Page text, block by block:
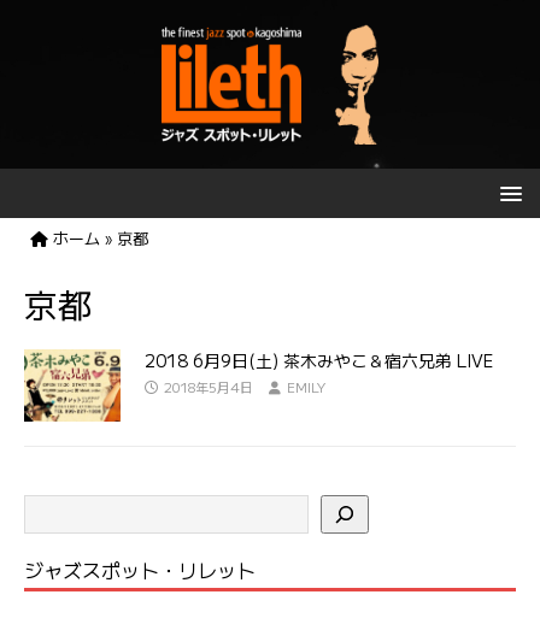
ホーム » 京都
京都
2018 6月9日(土) 茶木みやこ＆宿六兄弟 LIVE
2018年5月4日 EMILY
ジャズスポット・リレット